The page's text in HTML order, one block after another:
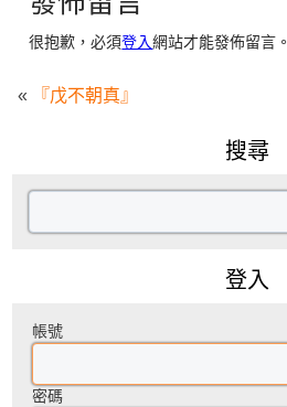
很抱歉，必須登入網站才能發佈留言。
« 『戊不朝真』
搜尋
登入
帳號
密碼